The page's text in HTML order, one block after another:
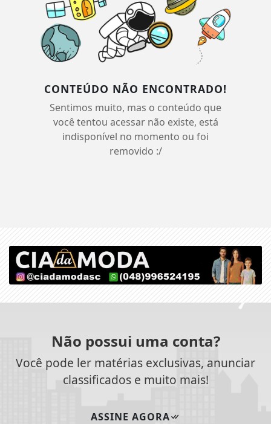
CONTEÚDO NÃO ENCONTRADO!
Sentimos muito, mas o conteúdo que
você tentou acessar não existe, está
indisponível no momento ou foi
removido :/
Não possui uma conta?
Você pode ler matérias exclusivas, anunciar
classificados e muito mais!
ASSINE AGORA